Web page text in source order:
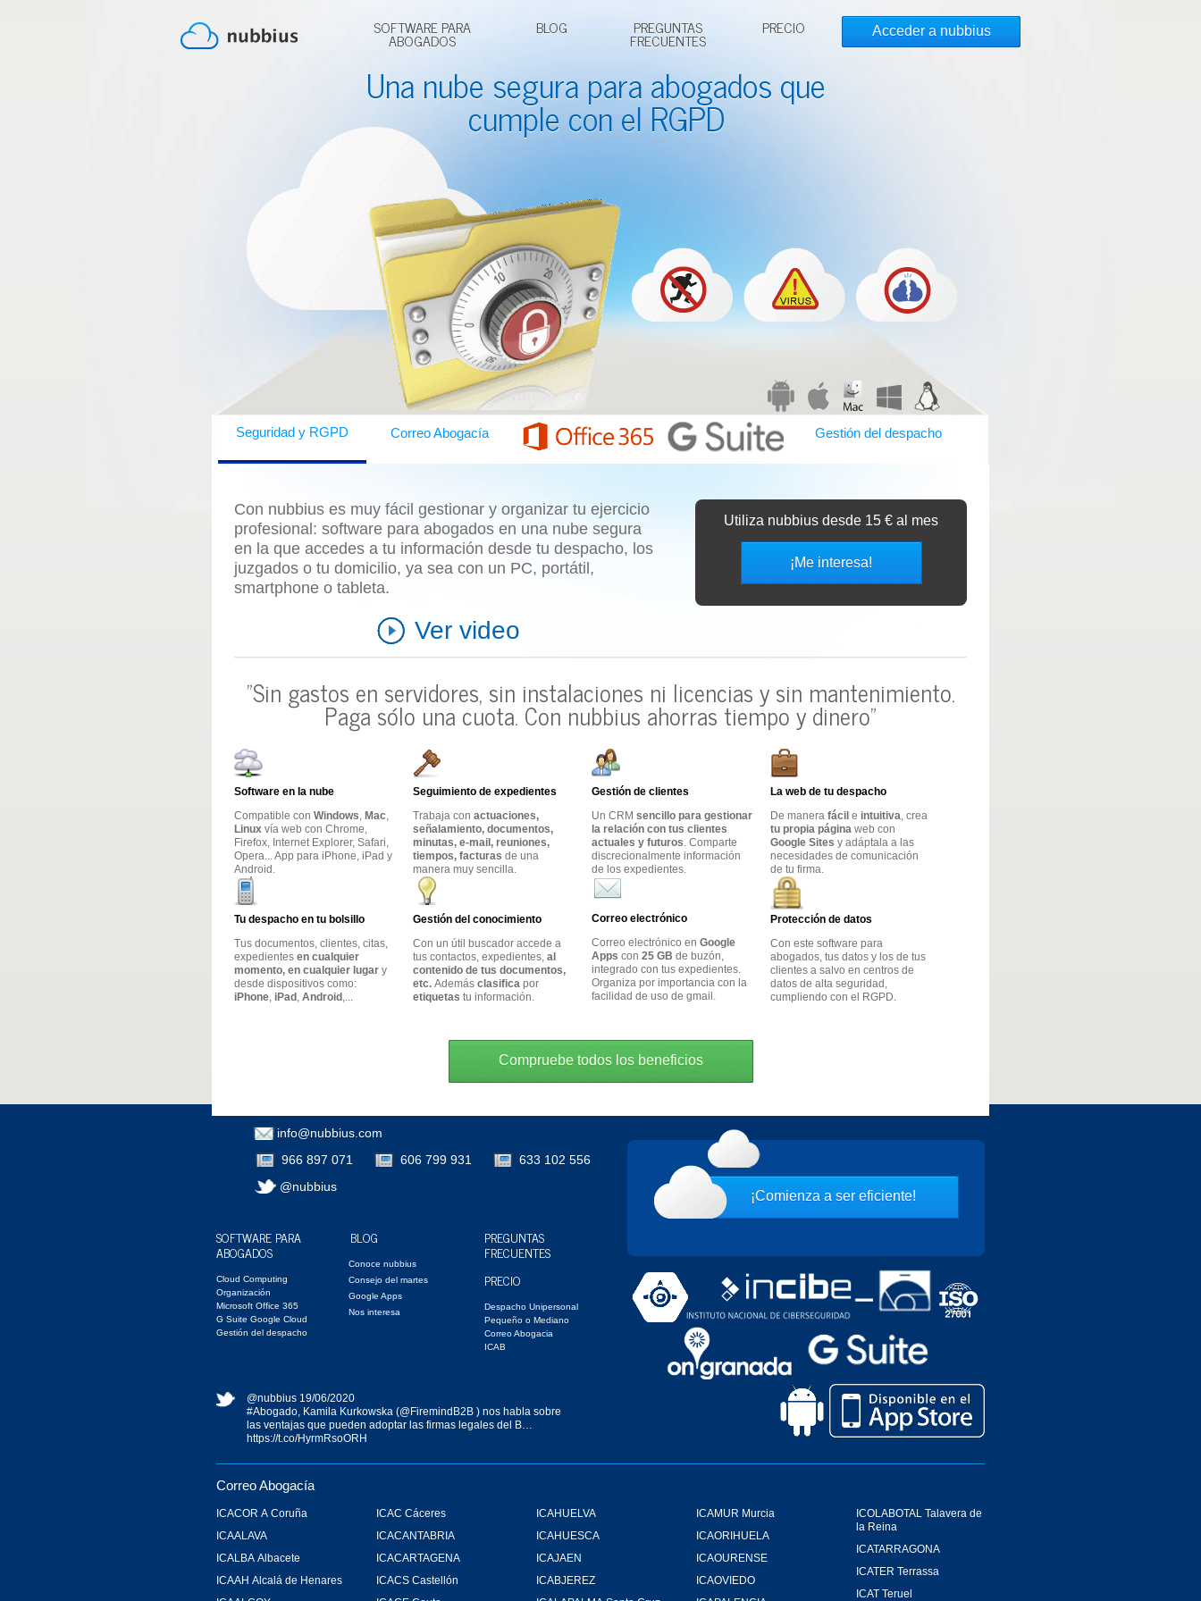
SOFTWARE PARA
ABOGADOS
BLOG PREGUNTAS
FRECUENTES
PRECIO Acceder a nubbius
Una nube segura paraabogadosque
cumple con el RGPD
Seguridad y RGPD Correo Abogacía Gestión del despacho
Con nubbius es muy fácil gestionar y organizar tu ejercicio
profesional: software para abogados en una nube segura
en la que accedes a tu información desde tu despacho, los
juzgados o tu domicilio, ya sea con un PC, portátil,
smartphone o tableta.
Ver video
Utiliza nubbius desde 15 € al mes
¡Me interesa!
"Sin gastos en servidores, sin instalaciones ni licencias y sin mantenimiento.
Paga sólo una cuota.Con nubbius ahorras tiempo y dinero"
Software en la nube
Compatible con Windows, Mac,
Linux vía web con Chrome,
Firefox, Internet Explorer, Safari,
Opera... App para iPhone, iPad y
Android.
Seguimiento de expedientes
Trabaja con actuaciones,
señalamiento, documentos,
minutas, e-mail, reuniones,
tiempos, facturas de una
manera muy sencilla.
Gestión de clientes
Un CRM sencillo para gestionar
la relación con tus clientes
actuales y futuros. Comparte
discrecionalmente información
de los expedientes.
La web de tu despacho
De manera fácil e intuitiva, crea
tu propia página web con
Google Sites y adáptala a las
necesidades de comunicación
de tu firma.
Tu despacho en tu bolsillo
Tus documentos, clientes, citas,
expedientes en cualquier
momento, en cualquier lugar y
desde dispositivos como:
iPhone, iPad , Android ,...
Gestión del conocimiento
Con un útil buscador accede a
tus contactos, expedientes, al
contenido de tus documentos,
etc. Además clasifica por
etiquetas tu información.
Correo electrónico
Correo electrónico en Google
Apps con 25 GB de buzón,
integrado con tus expedientes.
Organiza por importancia con la
facilidad de uso de gmail.
Protección de datos
Con este software para
abogados, tus datos y los de tus
clientes a salvo en centros de
datos de alta seguridad,
cumpliendo con el RGPD.
Compruebe todos los beneficios
info@nubbius.com
966 897 071
606 799 931
633 102 556
@nubbius
SOFTWARE PARA
ABOGADOS
Cloud Computing
Organización
Microsoft Office 365
G Suite Google Cloud
Gestión del despacho
BLOG
Conoce nubbius
Consejo del martes
Google Apps
Nos interesa
PREGUNTAS
FRECUENTES
PRECIO
Despacho Unipersonal
Pequeño o Mediano
Correo Abogacia
ICAB
@nubbius 19/06/2020
#Abogado, Kamila Kurkowska (@FiremindB2B ) nos habla sobre
las ventajas que pueden adoptar las firmas legales del B…
https://t.co/HyrmRsoORH
¡Comienza a ser eficiente!
Correo Abogacía
ICACOR A Coruña
ICAALAVA
ICALBA Albacete
ICAAH Alcalá de Henares
ICAC Cáceres
ICACANTABRIA
ICACARTAGENA
ICACS Castellón
ICAHUELVA
ICAHUESCA
ICAJAEN
ICABJEREZ
ICAMUR Murcia
ICAORIHUELA
ICAOURENSE
ICAOVIEDO
ICOLABOTAL Talavera de
la Reina
ICATARRAGONA
ICATER Terrassa
ICAT Teruel